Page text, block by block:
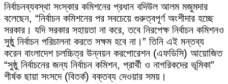
নির্বাচনব্যবস্থা সংস্কার কমিশনের প্রধান বদিউল আলম মজুমদার
বলেছেন, “নির্বাচন কমিশনের পর সবচেয়ে গুরুত্বপূর্ণ অংশীদার হচ্ছে
সরকার। যদি সরকার সহায়তা না করে, তবে নিরপেক্ষ নির্বাচন কমিশনও
সুষ্ঠু নির্বাচন পরিচালনা করতে সক্ষম হবে না।” তিনি এই মন্তব্য
করেন বাংলাদেশ চলচ্চিত্র উন্নয়ন করপোরেশন (এফডিসি) আয়োজিত
“সুষ্ঠু নির্বাচনের জন্য নির্বাচন কমিশন, প্রার্থী ও নাগরিকদের ভূমিকা”
শীর্ষক ছায়া সংসদে (বিতর্ক) বক্তব্য দেওয়ার সময়।